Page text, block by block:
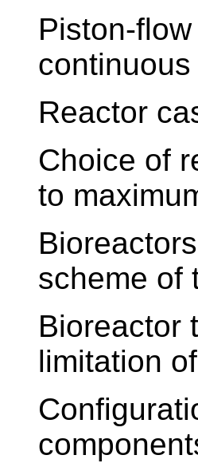
Piston-
Reactor
Choice of
to
scheme of
Bioreactor
limitation